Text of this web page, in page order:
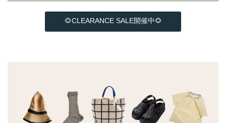
🌻CLEARANCE SALE開催中🌻